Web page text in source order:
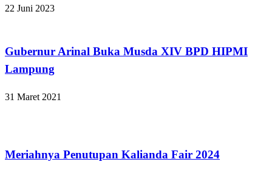
22 Juni 2023
Gubernur Arinal Buka Musda XIV BPD HIPMI
Lampung
31 Maret 2021
Meriahnya Penutupan Kalianda Fair 2024